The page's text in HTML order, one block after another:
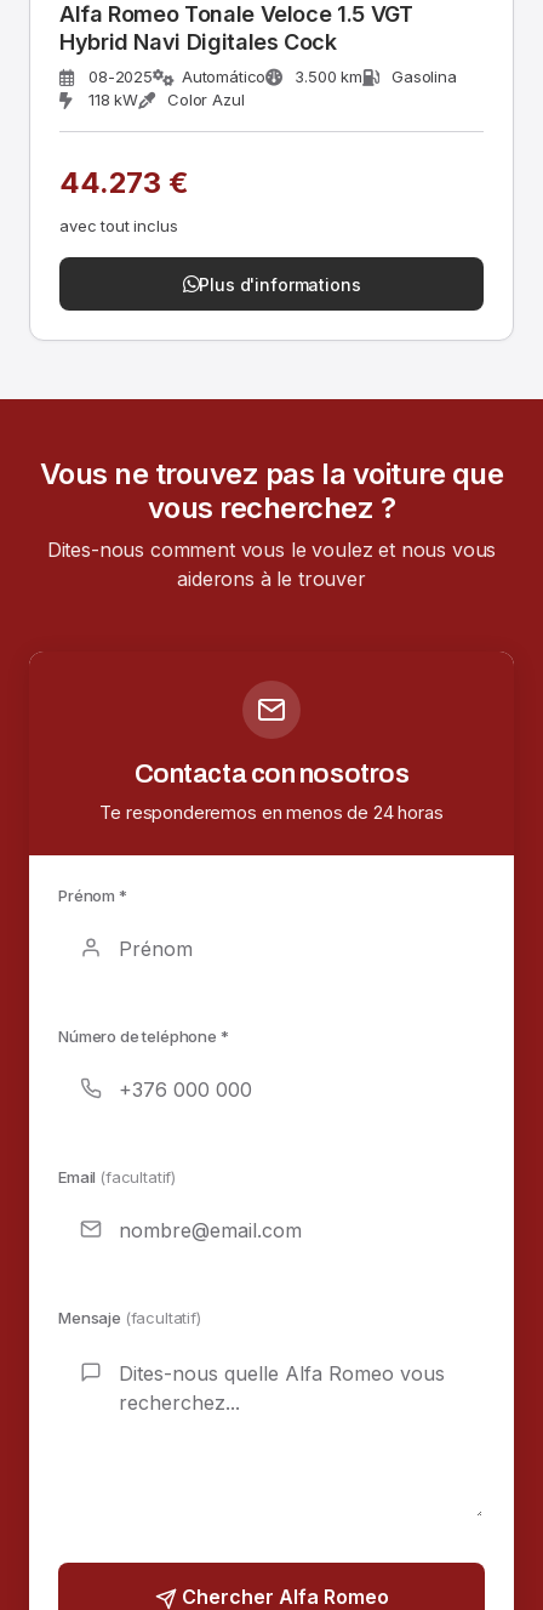
Alfa Romeo Tonale Veloce 1.5 VGT
Hybrid Navi Digitales Cock
08-2025 Automático 3.500 km
Gasolina
118 kW
Color Azul
44.273 €
avec tout inclus
Plus d'informations
Vous ne trouvez pas la voiture que
vous recherchez ?
Dites-nous comment vous le voulez et nous vous
aiderons à le trouver
Contacta con nosotros
Te responderemos en menos de 24 horas
Prénom *
Número de teléphone *
Email (facultatif)
Mensaje (facultatif)
Chercher Alfa Romeo